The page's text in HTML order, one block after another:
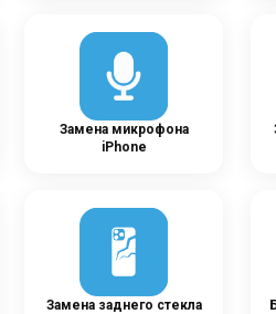
Замена микрофона
iPhone
Замена заднего стекла